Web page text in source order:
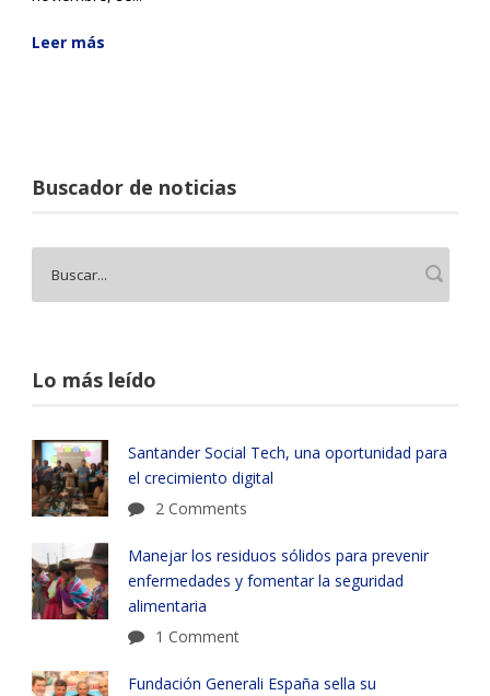
Leer más
Buscador de noticias
Lo más leído
Santander Social Tech, una oportunidad para
el crecimiento digital
2 Comments
Manejar los residuos sólidos para prevenir
enfermedades y fomentar la seguridad
alimentaria
1 Comment
Fundación Generali España sella su